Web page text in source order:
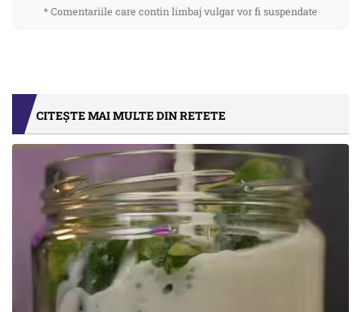
* Comentariile care contin limbaj vulgar vor fi suspendate
CITEȘTE MAI MULTE DIN RETETE